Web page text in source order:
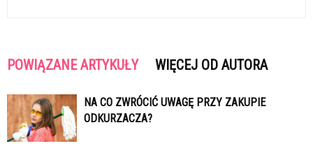
POWIĄZANE ARTYKUŁY WIĘCEJ OD AUTORA
NA CO ZWRÓCIĆ UWAGĘ PRZY ZAKUPIE
ODKURZACZA?